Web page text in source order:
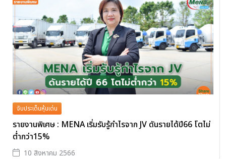
จับประเด็นหุ้นเด่น
รายงานพิเศษ : MENA เริ่มรับรู้กำไรจาก JV ดันรายได้ปี66 โตไม่
ต่ำกว่า15%
10 สิงหาคม 2566